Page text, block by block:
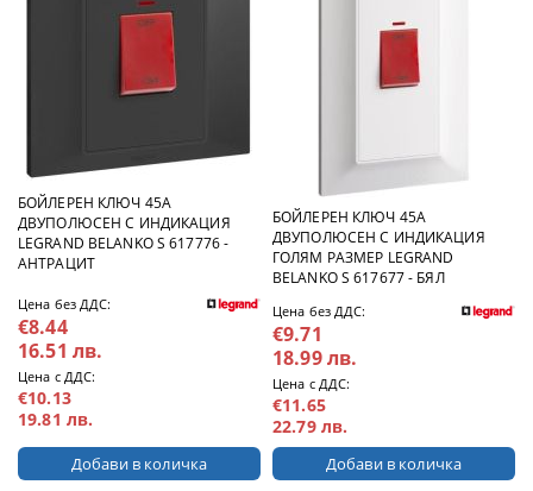
БОЙЛЕРЕН КЛЮЧ 45А
ДВУПОЛЮСЕН С ИНДИКАЦИЯ
LEGRAND BELANKO S 617776 -
АНТРАЦИТ
Цена без ДДС:
€8.44
16.51 лв.
Цена с ДДС:
€10.13
19.81 лв.
БОЙЛЕРЕН КЛЮЧ 45А
ДВУПОЛЮСЕН С ИНДИКАЦИЯ
ГОЛЯМ РАЗМЕР LEGRAND
BELANKO S 617677 - БЯЛ
Цена без ДДС:
€9.71
18.99 лв.
Цена с ДДС:
€11.65
22.79 лв.